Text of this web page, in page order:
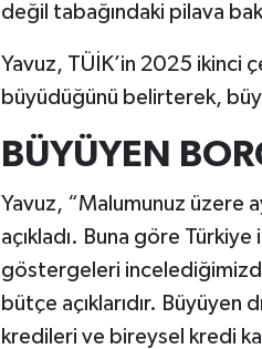
değil tabağındaki pilava
Yavuz, TÜİK’in 2025 ikinci
büyüdüğünü belirterek,
BÜYÜYEN
Yavuz, “Malumunuz üzere
açıkladı. Buna göre
göstergeleri
bütçe açıklarıdır. Büyüyen
kredileri ve bireysel kredi